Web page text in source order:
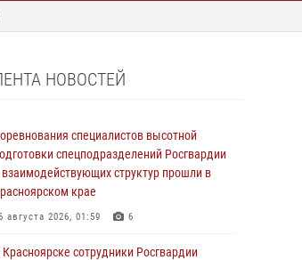
НОВОСТЕЙ
специалистов высотной
спецподразделений Росгвардии
взаимодействующих структур прошли в
крае
августа 2026, 01:59 6
Красноярске сотрудники Росгвардии